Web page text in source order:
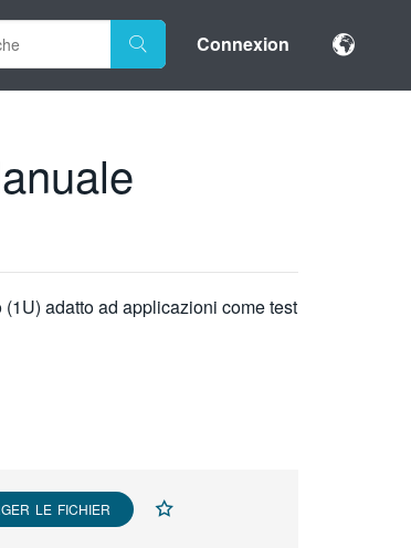
Connexion
adatto ad applicazioni come test
LE FICHIER